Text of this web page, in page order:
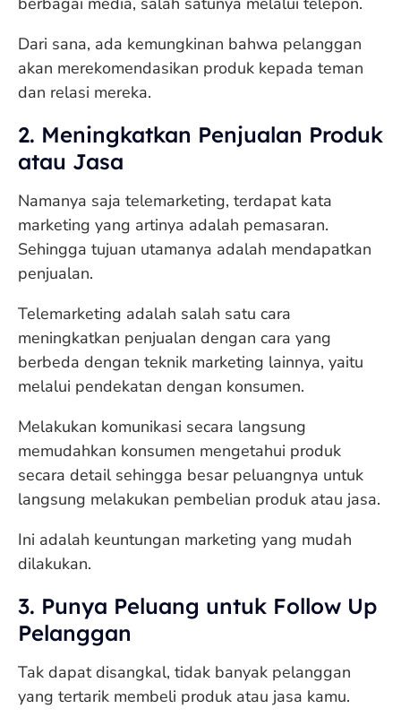
Dari sana, ada kemungkinan bahwa pelanggan
akan merekomendasikan produk kepada teman
dan relasi mereka.
2. Meningkatkan Penjualan Produk
atau Jasa
Namanya saja telemarketing, terdapat kata
marketing yang artinya adalah pemasaran.
Sehingga tujuan utamanya adalah mendapatkan
penjualan.
Telemarketing adalah salah satu cara
meningkatkan penjualan dengan cara yang
berbeda dengan teknik marketing lainnya, yaitu
melalui pendekatan dengan konsumen.
Melakukan komunikasi secara langsung
memudahkan konsumen mengetahui produk
secara detail sehingga besar peluangnya untuk
langsung melakukan pembelian produk atau jasa.
Ini adalah keuntungan marketing yang mudah
dilakukan.
3. Punya Peluang untuk Follow Up
Pelanggan
Tak dapat disangkal, tidak banyak pelanggan
yang tertarik membeli produk atau jasa kamu.